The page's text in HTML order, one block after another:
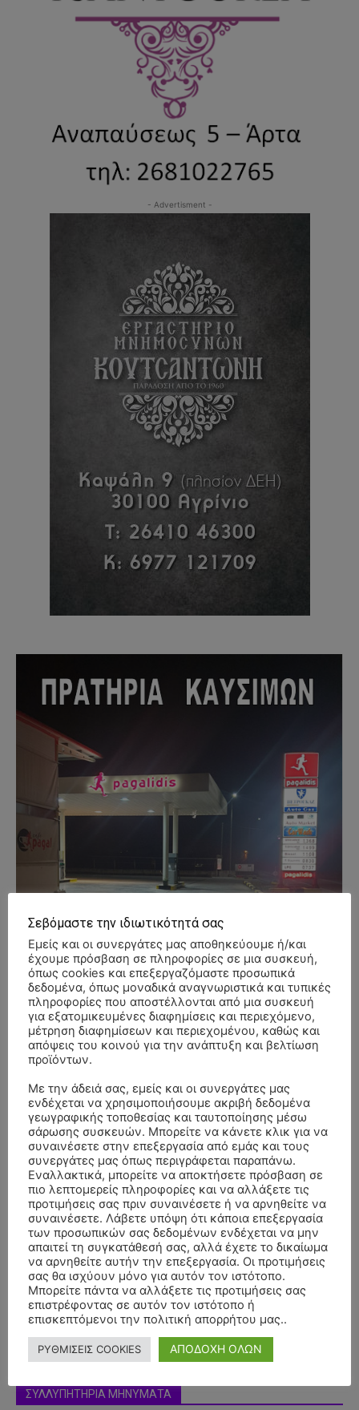
- Advertisment -
- Advertisment -
ΣΥΛΛΥΠΗΤΗΡΙΑ ΜΗΝΥΜΑΤΑ
Σεβόμαστε την ιδιωτικότητά σας
Εμείς και οι συνεργάτες μας αποθηκεύουμε ή/και
έχουμε πρόσβαση σε πληροφορίες σε μια συσκευή,
όπως cookies και επεξεργαζόμαστε προσωπικά
δεδομένα, όπως μοναδικά αναγνωριστικά και τυπικές
πληροφορίες που αποστέλλονται από μια συσκευή
για εξατομικευμένες διαφημίσεις και περιεχόμενο,
μέτρηση διαφημίσεων και περιεχομένου, καθώς και
απόψεις του κοινού για την ανάπτυξη και βελτίωση
προϊόντων.
Με την άδειά σας, εμείς και οι συνεργάτες μας
ενδέχεται να χρησιμοποιήσουμε ακριβή δεδομένα
γεωγραφικής τοποθεσίας και ταυτοποίησης μέσω
σάρωσης συσκευών. Μπορείτε να κάνετε κλικ για να
συναινέσετε στην επεξεργασία από εμάς και τους
συνεργάτες μας όπως περιγράφεται παραπάνω.
Εναλλακτικά, μπορείτε να αποκτήσετε πρόσβαση σε
πιο λεπτομερείς πληροφορίες και να αλλάξετε τις
προτιμήσεις σας πριν συναινέσετε ή να αρνηθείτε να
συναινέσετε. Λάβετε υπόψη ότι κάποια επεξεργασία
των προσωπικών σας δεδομένων ενδέχεται να μην
απαιτεί τη συγκατάθεσή σας, αλλά έχετε το δικαίωμα
να αρνηθείτε αυτήν την επεξεργασία. Οι προτιμήσεις
σας θα ισχύουν μόνο για αυτόν τον ιστότοπο.
Μπορείτε πάντα να αλλάξετε τις προτιμήσεις σας
επιστρέφοντας σε αυτόν τον ιστότοπο ή
επισκεπτόμενοι την πολιτική απορρήτου μας..
ΡΥΘΜΙΣΕΙΣ COOKIES ΑΠΟΔΟΧΗ ΟΛΩΝ